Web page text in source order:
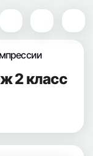
2 класс